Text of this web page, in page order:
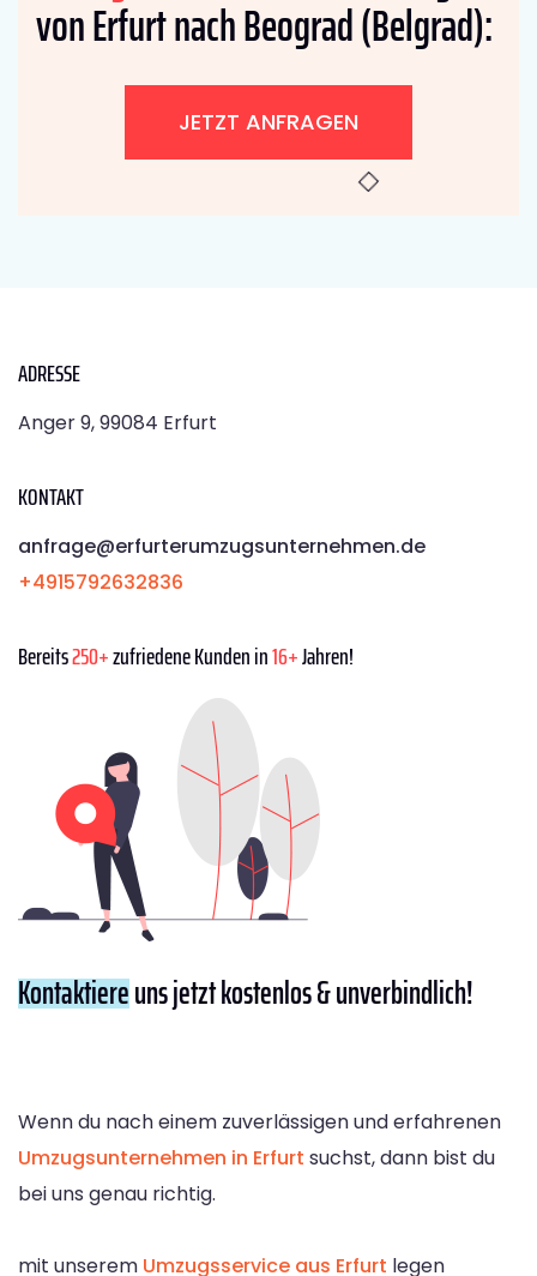
von Erfurt nach Beograd (Belgrad):
JETZT ANFRAGEN
ADRESSE
Anger 9, 99084 Erfurt
KONTAKT
anfrage@erfurterumzugsunternehmen.de
+4915792632836
Bereits250+zufriedene Kunden in16+Jahren!
Kontaktiereuns jetzt kostenlos & unverbindlich!
Wenn du nach einem zuverlässigen und erfahrenen
Umzugsunternehmen in Erfurt suchst, dann bist du
bei uns genau richtig.
mit unserem Umzugsservice aus Erfurt legen